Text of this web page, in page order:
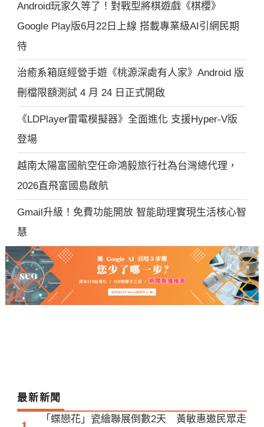
Android玩家久等了！對戰型將棋遊戲《棋櫻》
Google Play版6月22日上線 搭載專業級AI引網民期
待
治癒系箱庭經營手遊《桃源深處有人家》Android 版
刪檔限額測試 4 月 24 日正式開啟
《LDPlayer雷電模擬器》全面進化 支援Hyper-V版
登場
越南太陽富國航空任命鴻毅旅行社為台灣總代理，
2026直飛富國島啟航
Gmail升級！免費功能開放 智能助理實現生活核心智
慧
最新新聞
「蝶戀花」瓷繪聯展倒數2天 黃敏惠邀民眾走